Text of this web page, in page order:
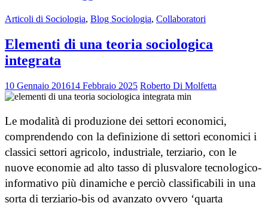
Articoli di Sociologia, Blog Sociologia, Collaboratori
Elementi di una teoria sociologica
integrata
10 Gennaio 201614 Febbraio 2025 Roberto Di Molfetta
Le modalità di produzione dei settori economici,
comprendendo con la definizione di settori economici i
classici settori agricolo, industriale, terziario, con le
nuove economie ad alto tasso di plusvalore tecnologico-
informativo più dinamiche e perciò classificabili in una
sorta di terziario-bis od avanzato ovvero ‘quarta